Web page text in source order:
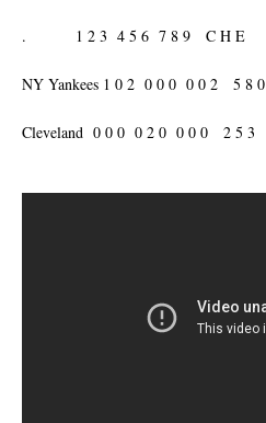
. 1 2 3 4 5 6 7 8 9 C H E
NY Yankees 1 0 2 0 0 0 0 0 2 5 8 0
Cleveland 0 0 0 0 2 0 0 0 0 2 5 3